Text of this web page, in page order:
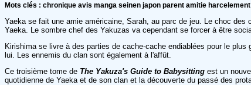
Mots clés : chronique avis manga seinen japon parent amitie
Yaeka se fait une amie américaine, Sarah, au parc de jeu. Le choc
Yaeka. Le sombre chef des Yakuzas va cependant se forcer à être
Kirishima se livre à des parties de cache-cache endiablées pour le
lui. Les ennemis du clan sont également à l'affût.
Ce troisième tome de The Yakuza's Guide to Babysitting est un
quotidienne de Yaeka et de son clan et la découverte du passé des